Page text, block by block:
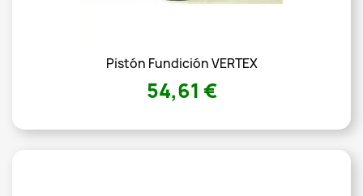
Pistón Fundición VERTEX
54,61 €